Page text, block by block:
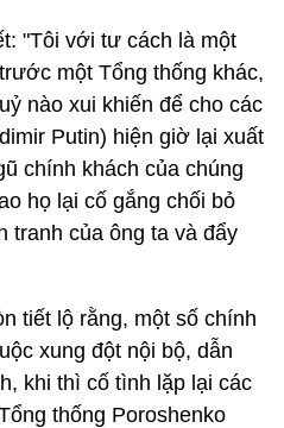
"Tôi với tư cách là một
một Tổng thống khác,
nào xui khiến để cho các
Putin) hiện giờ lại xuất
chính khách của chúng
họ lại cố gắng chối bỏ
tranh của ông ta và đẩy
tiết lộ rằng, một số chính
xung đột nội bộ, dẫn
khi thì cố tình lặp lại các
thống Poroshenko